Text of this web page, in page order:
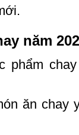
năm
phẩm
ăn chay